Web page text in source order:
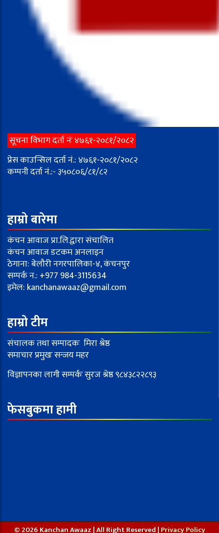
सूचना विभाग दर्ता नंः ४७६१-२०८१/२०८२
प्रेस काउन्सिल दर्ता नं.: ४७६१-२०८१/२०८२
कम्पनी दर्ता नं.:- ३५०८०६/८१/८२
हाम्रो बारेमा
कंचन आवाज प्रा.लि.द्वारा संचालित
कंचन आवाज डटकम अनलाइन
ठेगाना: बेलौरी नगरपालिका-४, कंचनपुर
सम्पर्क न.: +977 984-3115634
इमेल: kanchanawaaz@gmail.com
हाम्रो टीम
संचालक तथा सम्पादकः मिरा श्रेष्ठ
समाचार प्रमुखः सन्जय महर
विज्ञापनका लागी सम्पर्कः सुरज श्रेष्ठ ९८४३८२२८९३
फेसबुकमा हामी
© 2026 Kanchan Awaaz | All Right Reserved | Privacy Policy